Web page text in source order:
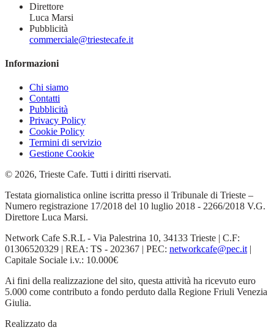
Direttore
Luca Marsi
Pubblicità
commerciale@triestecafe.it
Informazioni
Chi siamo
Contatti
Pubblicità
Privacy Policy
Cookie Policy
Termini di servizio
Gestione Cookie
© 2026, Trieste Cafe. Tutti i diritti riservati.
Testata giornalistica online iscritta presso il Tribunale di Trieste –
Numero registrazione 17/2018 del 10 luglio 2018 - 2266/2018 V.G.
Direttore Luca Marsi.
Network Cafe S.R.L - Via Palestrina 10, 34133 Trieste | C.F:
01306520329 | REA: TS - 202367 | PEC: networkcafe@pec.it |
Capitale Sociale i.v.: 10.000€
Ai fini della realizzazione del sito, questa attività ha ricevuto euro
5.000 come contributo a fondo perduto dalla Regione Friuli Venezia
Giulia.
Realizzato da